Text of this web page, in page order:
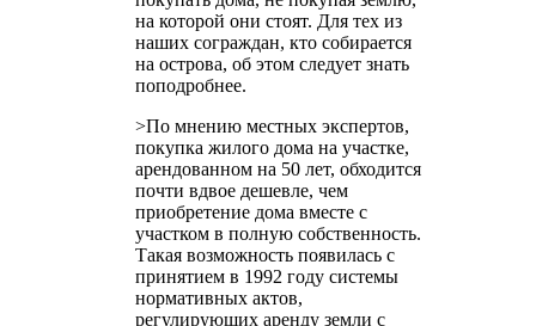
на которой они стоят. Для тех из
наших сограждан, кто собирается
на острова, об этом следует знать
поподробнее.
>По мнению местных экспертов,
покупка жилого дома на участке,
арендованном на 50 лет, обходится
почти вдвое дешевле, чем
приобретение дома вместе с
участком в полную собственность.
Такая возможность появилась с
принятием в 1992 году системы
нормативных актов,
регулирующих аренду земли с